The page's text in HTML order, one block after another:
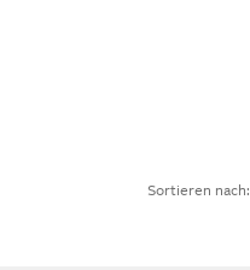
Sortieren nach: